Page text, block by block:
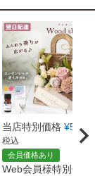
当店特別価格 ¥5,550
税込
会員価格あり
Web会員様特別価格